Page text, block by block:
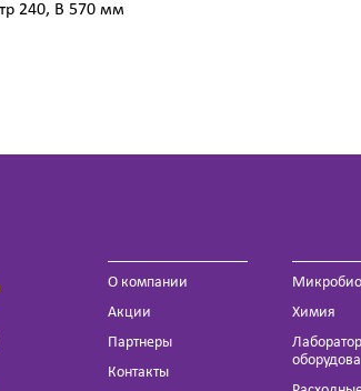
240, В 570 мм
О компании
Акции
Партнеры
Контакты
Химия